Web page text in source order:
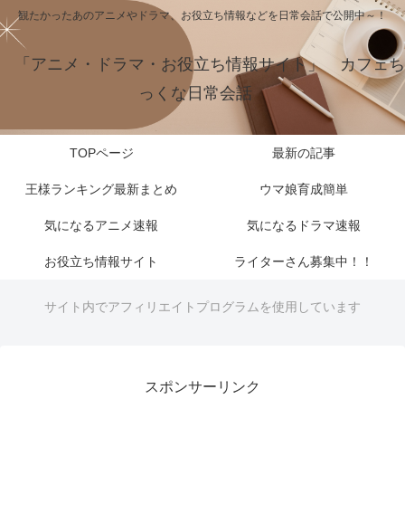
観たかったあのアニメやドラマ、お役立ち情報などを日常会話で公開中～！
「アニメ・ドラマ・お役立ち情報サイト」 カフェち
っくな日常会話
TOPページ 最新の記事
王様ランキング最新まとめ ウマ娘育成簡単
気になるアニメ速報 気になるドラマ速報
お役立ち情報サイト ライターさん募集中！！
サイト内でアフィリエイトプログラムを使用しています
スポンサーリンク